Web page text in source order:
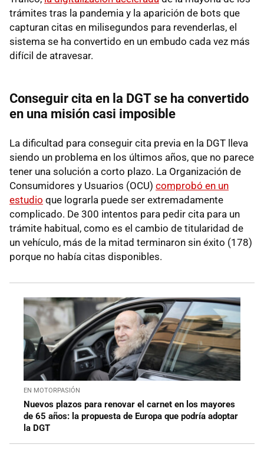
trámites tras la pandemia y la aparición de bots que
capturan citas en milisegundos para revenderlas, el
sistema se ha convertido en un embudo cada vez más
difícil de atravesar.
Conseguir cita en la DGT se ha convertido
en una misión casi imposible
La dificultad para conseguir cita previa en la DGT lleva
siendo un problema en los últimos años, que no parece
tener una solución a corto plazo. La Organización de
Consumidores y Usuarios (OCU) comprobó en un
estudio que lograrla puede ser extremadamente
complicado. De 300 intentos para pedir cita para un
trámite habitual, como es el cambio de titularidad de
un vehículo, más de la mitad terminaron sin éxito (178)
porque no había citas disponibles.
EN MOTORPASIÓN
Nuevos plazos para renovar el carnet en los mayores
de 65 años: la propuesta de Europa que podría adoptar
la DGT